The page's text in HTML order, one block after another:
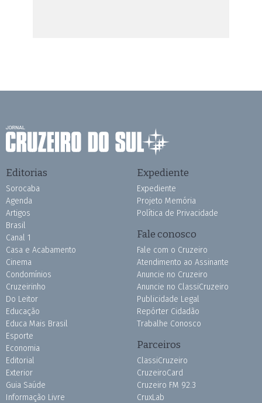
Editorias
Sorocaba
Agenda
Artigos
Brasil
Canal 1
Casa e Acabamento
Cinema
Condomínios
Cruzeirinho
Do Leitor
Educação
Educa Mais Brasil
Esporte
Economia
Editorial
Exterior
Guia Saúde
Informação Livre
Expediente
Expediente
Projeto Memória
Política de Privacidade
Fale conosco
Fale com o Cruzeiro
Atendimento ao Assinante
Anuncie no Cruzeiro
Anuncie no ClassiCruzeiro
Publicidade Legal
Repórter Cidadão
Trabalhe Conosco
Parceiros
ClassiCruzeiro
CruzeiroCard
Cruzeiro FM 92.3
CruxLab